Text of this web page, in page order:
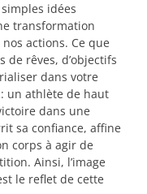
idées
transformation
actions. Ce que
de rêves, d’objectifs
dans votre
un athlète de haut
dans une
sa confiance, affine
corps à agir de
Ainsi, l’image
le reflet de cette